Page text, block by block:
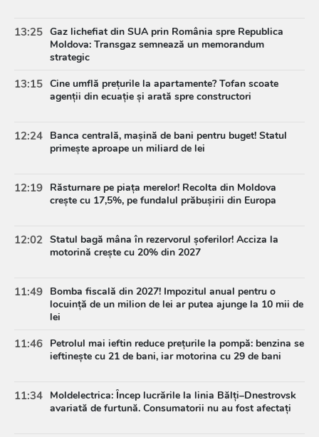
13:25 Gaz lichefiat din SUA prin România spre Republica
Moldova: Transgaz semnează un memorandum
strategic
13:15 Cine umflă prețurile la apartamente? Tofan scoate
agenții din ecuație și arată spre constructori
12:24 Banca centrală, mașină de bani pentru buget! Statul
primește aproape un miliard de lei
12:19 Răsturnare pe piața merelor! Recolta din Moldova
crește cu 17,5%, pe fundalul prăbușirii din Europa
12:02 Statul bagă mâna în rezervorul șoferilor! Acciza la
motorină crește cu 20% din 2027
11:49 Bomba fiscală din 2027! Impozitul anual pentru o
locuință de un milion de lei ar putea ajunge la 10 mii de
lei
11:46 Petrolul mai ieftin reduce prețurile la pompă: benzina se
ieftinește cu 21 de bani, iar motorina cu 29 de bani
11:34 Moldelectrica: Încep lucrările la linia Bălți–Dnestrovsk
avariată de furtună. Consumatorii nu au fost afectați